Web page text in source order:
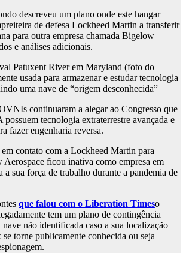
descreveu um plano onde este hangar
de defesa Lockheed Martin a transferir
para outra empresa chamada Bigelow
e análises adicionais.
Patuxent River em Maryland (foto do
usada para armazenar e estudar tecnologia
uma nave de “origem desconhecida”
continuaram a alegar ao Congresso que
tecnologia extraterrestre avançada e
fazer engenharia reversa.
contato com a Lockheed Martin para
ficou inativa como empresa em
sua força de trabalho durante a pandemia de
que falou com o Liberation Timeso
tem um plano de contingência
nave não identificada caso a sua localização
torne publicamente conhecida ou seja